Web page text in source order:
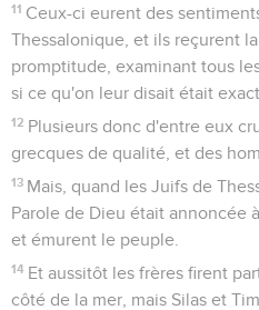
11 Ceux-ci eurent des
Thessalonique, et ils reçurent
promptitude, examinant tous
si ce qu'on leur disait était exact.
12 Plusieurs donc d'entre eux
grecques de qualité, et des
13 Mais, quand les Juifs de
Parole de Dieu était annoncée
et émurent le peuple.
14 Et aussitôt les frères firent
côté de la mer, mais Silas et